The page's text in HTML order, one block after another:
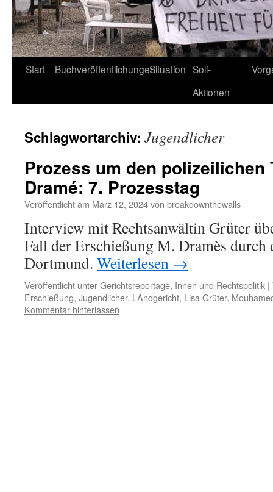
Start BuchveröffentlichungenSituation Soli-
Aktionen
Schlagwortarchiv: Jugendlicher
Prozess um den polizeilichen
Dramé: 7. Prozesstag
Veröffentlicht am März 12, 2024von breakdownthewalls
Interview mit Rechtsanwältin Grüter
Fall der Erschießung M. Dramès durch
Dortmund. Weiterlesen →
Veröffentlicht unterGerichtsreportage, Innen und Rechtspolitik |
Erschießung, Jugendlicher, LAndgericht, Lisa Grüter,
Kommentar hinterlassen